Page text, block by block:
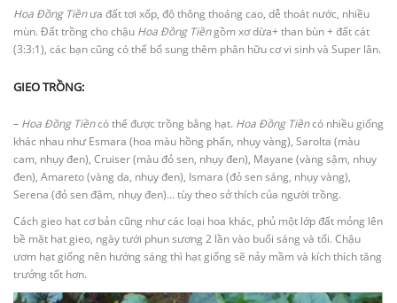
Hoa Đồng Tiềnưa đất tơi xốp, độ thông thoáng cao, dễ thoát nước, nhiều
mùn. Đất trồng cho chậu Hoa Đồng Tiềngồm xơ dừa+ than bùn + đất cát
(3:3:1), các bạn cũng có thể bổ sung thêm phân hữu cơ vi sinh và Super lân.
GIEO TRỒNG:
– Hoa Đồng Tiềncó thể được trồng bằng hạt. Hoa Đồng Tiềncó nhiều giống
khác nhau như Esmara (hoa màu hồng phấn, nhụy vàng), Sarolta (màu
cam, nhụy đen), Cruiser (màu đỏ sen, nhụy đen), Mayane (vàng sậm, nhụy
đen), Amareto (vàng da, nhụy đen), Ismara (đỏ sen sáng, nhụy vàng),
Serena (đỏ sen đậm, nhụy đen)… tùy theo sở thích của người trồng.
Cách gieo hạt cơ bản cũng như các loại hoa khác, phủ một lớp đất mỏng lên
bề mặt hạt gieo, ngày tưới phun sương 2 lần vào buổi sáng và tối. Chậu
ươm hạt giống nên hướng sáng thì hạt giống sẽ nảy mầm và kích thích tăng
trưởng tốt hơn.